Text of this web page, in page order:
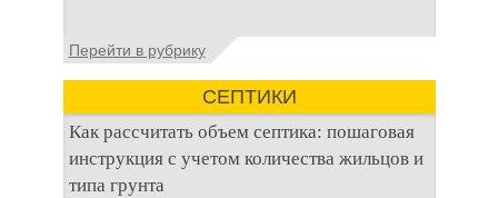
не самым приятным
Общие сведения об
Антисептик для
выгребных ям – это
специальные
Перейти в рубрику
СЕПТИКИ
Как рассчитать объем септика: пошаговая
инструкция с учетом количества жильцов и
типа грунта